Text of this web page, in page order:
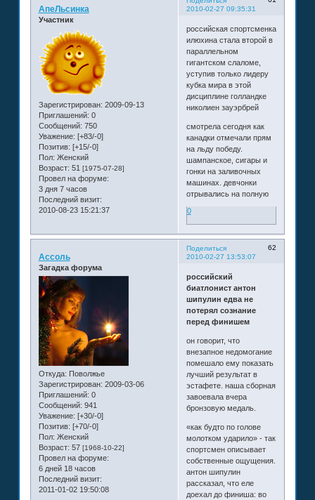
2010-02-27 09:35:31
АпеЛьсинка
Участник
Зарегистрирован: 2009-09-13
Приглашений: 0
Сообщений: 750
Уважение: [+83/-0]
Позитив: [+15/-0]
Пол: Женский
Возраст: 51 [1975-07-28]
Провел на форуме:
3 дня 7 часов
Последний визит:
2010-08-23 15:21:37
российская спортсменка
илюхина стала второй в
параллельном
гигантском слаломе,
уступив только лидеру
кубка мира в этой
дисциплине голландке
николиен зауэрбрей
смотрела сегодня как
канадки отмечали прям
на льду победу.
шампанское, сигары и
гонки на заливочных
машинах. девчонки
отрывались на полную
0
Поделиться
62
2010-02-27 13:53:07
Ассоль
Загадка форума
Откуда: Поволжье
Зарегистрирован: 2009-03-06
Приглашений: 0
Сообщений: 941
Уважение: [+30/-0]
Позитив: [+70/-0]
Пол: Женский
Возраст: 57 [1968-10-22]
Провел на форуме:
6 дней 18 часов
Последний визит:
2011-01-02 19:50:08
российский
биатлонист антон
шипулин едва не
потерял сознание
перед финишем
он говорит, что
внезапное недомогание
помешало ему показать
лучший результат в
эстафете. наша сборная
завоевала вчера
бронзовую медаль.
«как будто по голове
молотком ударило» - так
спортсмен описывает
собственные ощущения.
антон шипулин
рассказал, что еле
доехал до финиша: во